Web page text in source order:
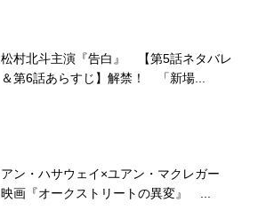
松村北斗主演『告白』 【第5話ネタバレ
＆第6話あらすじ】解禁！ 「新場...
アン・ハサウェイ×ユアン・マクレガー
映画『オークストリートの異変』 ...